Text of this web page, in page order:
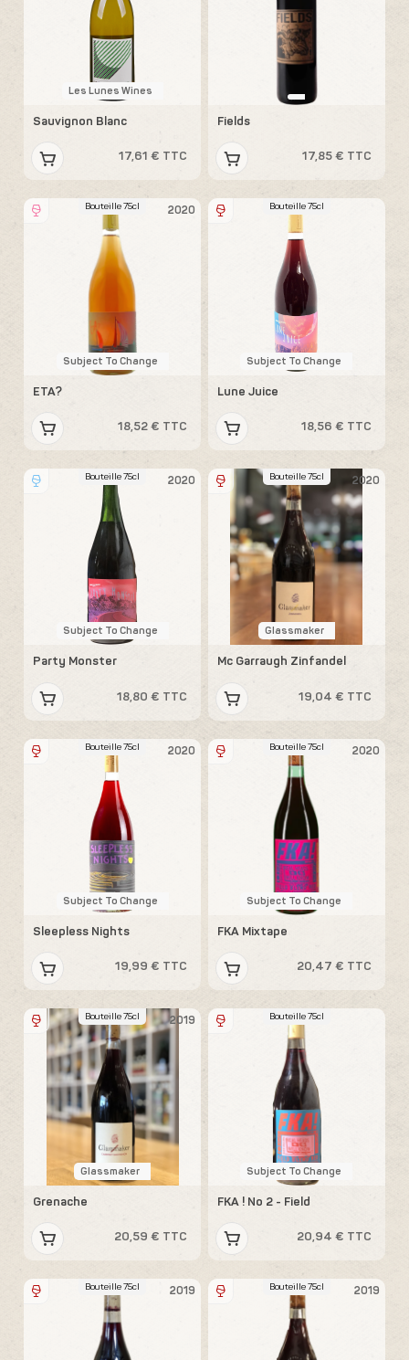
Les Lunes Wines
Sauvignon Blanc
17,61 € TTC
Fields
17,85 € TTC
2020
Bouteille 75cl
Subject To Change
ETA?
18,52 € TTC
Bouteille 75cl
Subject To Change
Lune Juice
18,56 € TTC
2020
Bouteille 75cl
Subject To Change
Party Monster
18,80 € TTC
2020
Bouteille 75cl
Glassmaker
Mc Garraugh Zinfandel
19,04 € TTC
2020
Bouteille 75cl
Subject To Change
Sleepless Nights
19,99 € TTC
2020
Bouteille 75cl
Subject To Change
FKA Mixtape
20,47 € TTC
2019
Bouteille 75cl
Glassmaker
Grenache
20,59 € TTC
Bouteille 75cl
Subject To Change
FKA ! No 2 - Field
20,94 € TTC
2019
Bouteille 75cl 2019
Bouteille 75cl